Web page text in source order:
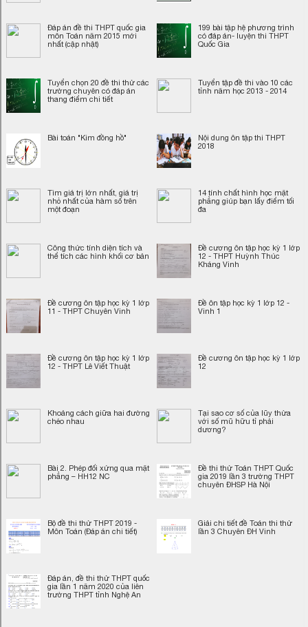
Đáp án đề thi THPT quốc gia
môn Toán năm 2015 mới
nhất (cập nhật)
199 bài tập hệ phương trình
có đáp án- luyện thi THPT
Quốc Gia
Tuyển chọn 20 đề thi thử các
trường chuyên có đáp án
thang điểm chi tiết
Tuyển tập đề thi vào 10 các
tỉnh năm học 2013 - 2014
Bài toán "Kim đồng hồ"
Nội dung ôn tập thi THPT
2018
Tìm giá trị lớn nhất, giá trị
nhỏ nhất của hàm số trên
một đoạn
14 tính chất hình học mặt
phẳng giúp bạn lấy điểm tối
đa
Công thức tính diện tích và
thể tích các hình khối cơ bản
Đề cương ôn tập học kỳ 1 lớp
12 - THPT Huỳnh Thúc
Kháng Vinh
Đề cương ôn tập học kỳ 1 lớp
11 - THPT Chuyên Vinh
Đề ôn tập học kỳ 1 lớp 12 -
Vinh 1
Đề cương ôn tập học kỳ 1 lớp
12 - THPT Lê Viết Thuật
Đề cương ôn tập học kỳ 1 lớp
12
Khoảng cách giữa hai đường
chéo nhau
Tại sao cơ số của lũy thừa
với số mũ hữu tỉ phải
dương?
Bài 2. Phép đối xứng qua mặt
phẳng – HH12 NC
Đề thi thử Toán THPT Quốc
gia 2019 lần 3 trường THPT
chuyên ĐHSP Hà Nội
Bộ đề thi thử THPT 2019 -
Môn Toán (Đáp án chi tiết)
Giải chi tiết đề Toán thi thử
lần 3 Chuyên ĐH Vinh
Đáp án, đề thi thử THPT quốc
gia lần 1 năm 2020 của liên
trường THPT tỉnh Nghệ An